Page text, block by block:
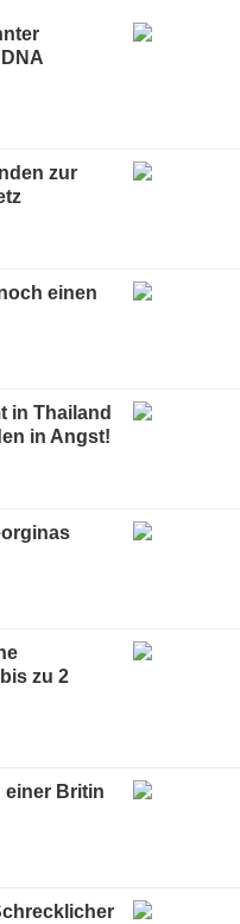
zur
einen
in Thailand
in Angst!
zu 2
einer Britin